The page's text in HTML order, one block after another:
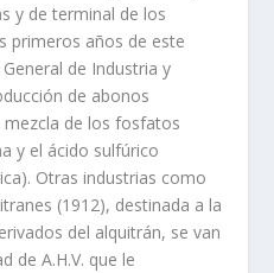
y de terminal de los
primeros años de este
de Industria y
de abonos
de los fosfatos
y el ácido sulfúrico
Otras industrias como
(1912), destinada a la
del alquitrán, se van
de A.H.V. que le